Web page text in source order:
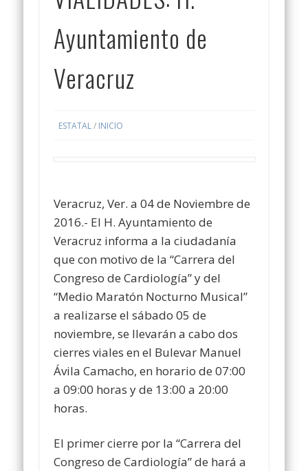
Ayuntamiento de
Veracruz
ESTATAL/ INICIO
Veracruz, Ver. a 04 de Noviembre de
2016.- El H. Ayuntamiento de
Veracruz informa a la ciudadanía
que con motivo de la “Carrera del
Congreso de Cardiología” y del
“Medio Maratón Nocturno Musical”
a realizarse el sábado 05 de
noviembre, se llevarán a cabo dos
cierres viales en el Bulevar Manuel
Ávila Camacho, en horario de 07:00
a 09:00 horas y de 13:00 a 20:00
horas.
El primer cierre por la “Carrera del
Congreso de Cardiología” de hará a